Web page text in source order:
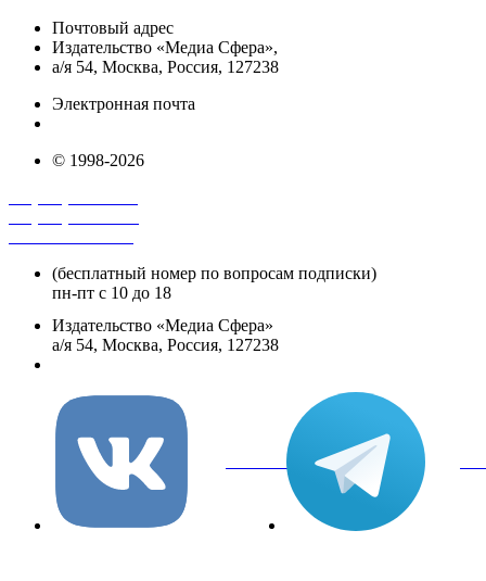
Почтовый адрес
Издательство «Медиа Сфера»,
а/я 54, Москва, Россия, 127238
Электронная почта
© 1998-2026
(бесплатный номер по вопросам подписки)
пн-пт с 10 до 18
Издательство «Медиа Сфера»
а/я 54, Москва, Россия, 127238
вКонтакте